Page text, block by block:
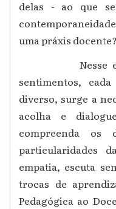
delas - ao que
uma práxis docente?
Nesse
sentimentos,
diverso, surge a
acolha e
compreenda os
particularidades
empatia, escuta
trocas de
Pedagógica ao